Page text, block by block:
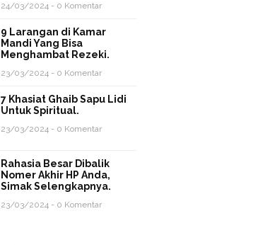
24/03/2024 - 0 Komentar
9 Larangan di Kamar
Mandi Yang Bisa
Menghambat Rezeki.
23/03/2024 - 0 Komentar
7 Khasiat Ghaib Sapu Lidi
Untuk Spiritual.
23/03/2024 - 0 Komentar
Rahasia Besar Dibalik
Nomer Akhir HP Anda,
Simak Selengkapnya.
23/03/2024 - 0 Komentar